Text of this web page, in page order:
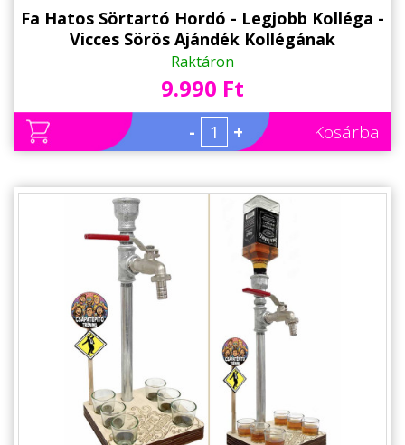
Fa Hatos Sörtartó Hordó - Legjobb Kolléga -
Vicces Sörös Ajándék Kollégának
Raktáron
9.990 Ft
- + Kosárba